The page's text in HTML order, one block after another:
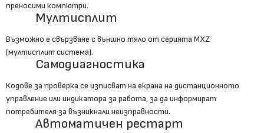
преносими компютри.
Мултисплит
Възможно е свързване с външно тяло от серията MXZ
(мултисплит система).
Самодиагностика
Кодове за проверка се изписват на екрана на дистанционното
управление или индикатора за работа, за да информират
потребителя за възникнали неизправности.
Автоматичен рестарт